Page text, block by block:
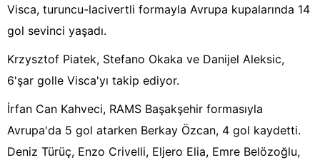
Visca, turuncu-lacivertli formayla Avrupa kupalarında 14
gol sevinci yaşadı.
Krzysztof Piatek, Stefano Okaka ve Danijel Aleksic,
6'şar golle Visca'yı takip ediyor.
İrfan Can Kahveci, RAMS Başakşehir formasıyla
Avrupa'da 5 gol atarken Berkay Özcan, 4 gol kaydetti.
Deniz Türüç, Enzo Crivelli, Eljero Elia, Emre Belözoğlu,